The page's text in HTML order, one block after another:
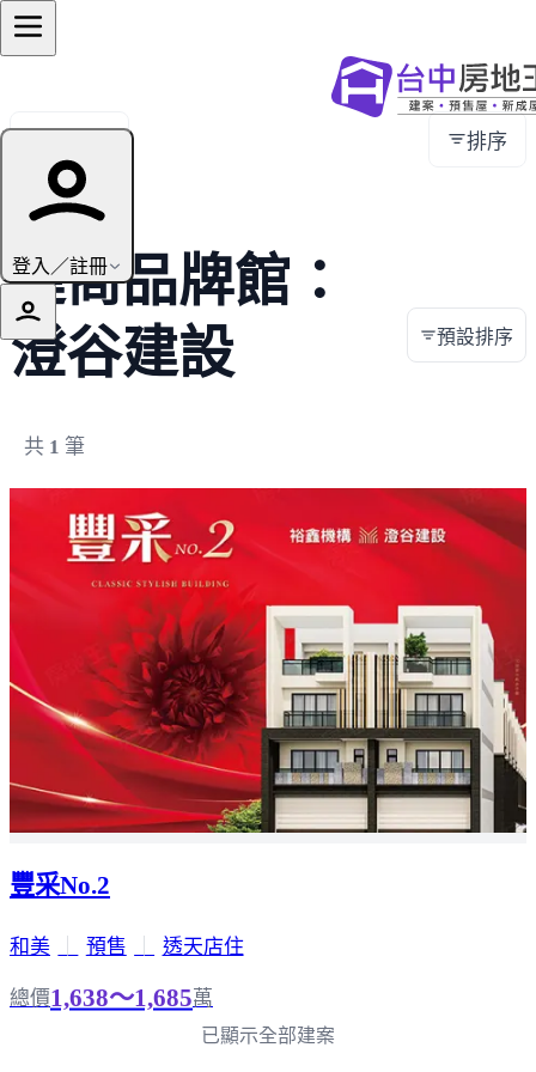
登入／註冊
排序
建商品牌館：
澄谷建設
共 1 筆
預設排序
豐采No.2
和美 預售 透天店住
總價1,638～1,685萬
已顯示全部建案